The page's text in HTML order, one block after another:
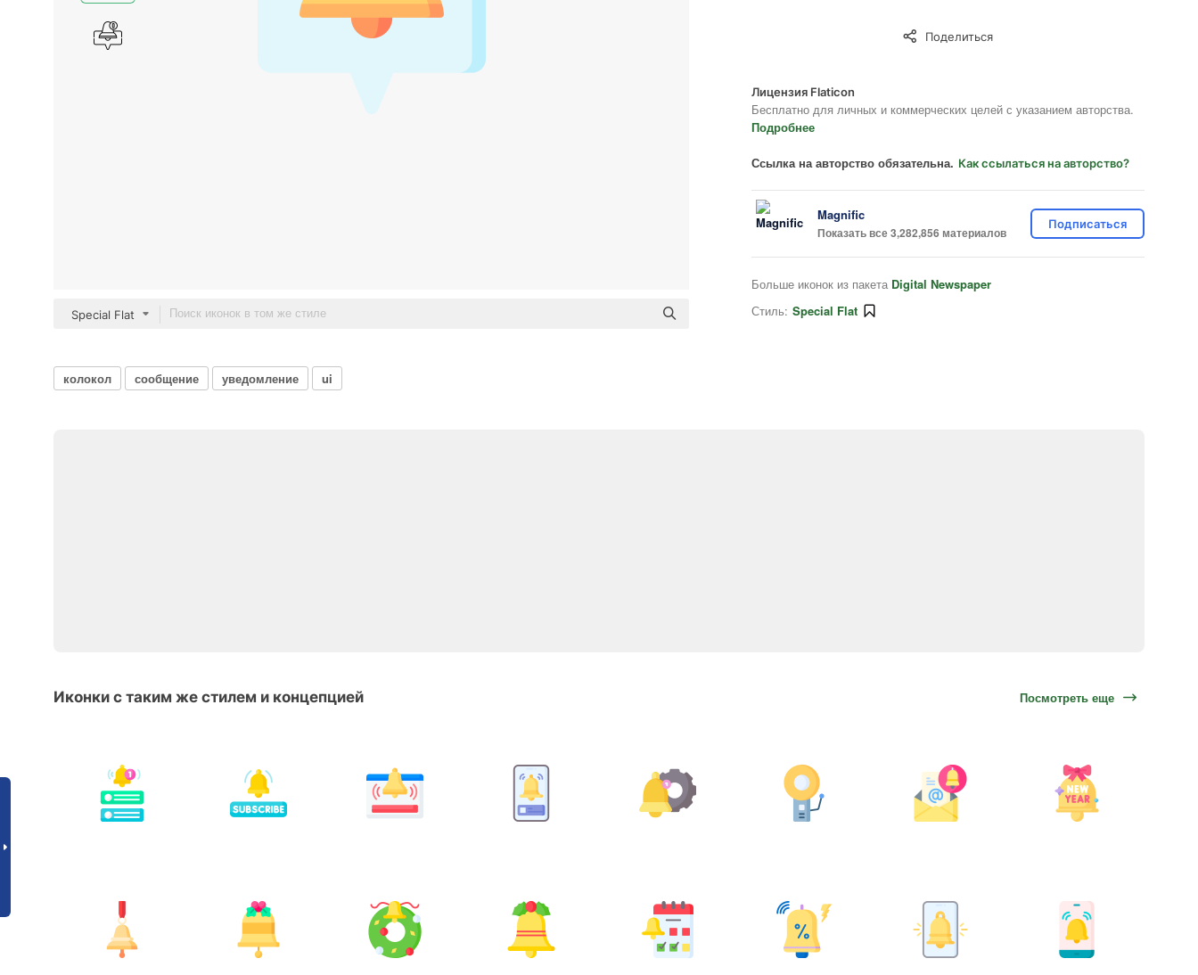
Special Flat
Поделиться
Лицензия Flaticon
Бесплатно для личных и коммерческих целей с указанием авторства.
Подробнее
Ссылка на авторство обязательна. Как ссылаться на авторство?
Magnific
Показать все 3,282,856 материалов
Подписаться
Больше иконок из пакета Digital Newspaper
Стиль: Special Flat
колокол сообщение уведомление ui
Иконки с таким же стилем и концепцией Посмотреть еще